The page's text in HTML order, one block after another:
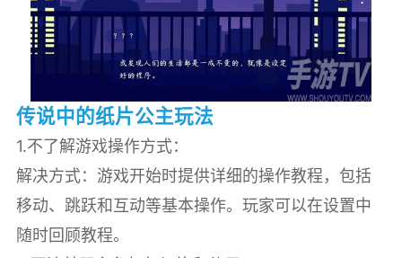
传说中的纸片公主玩法
1.不了解游戏操作方式：
解决方式：游戏开始时提供详细的操作教程，包括
移动、跳跃和互动等基本操作。玩家可以在设置中
随时回顾教程。